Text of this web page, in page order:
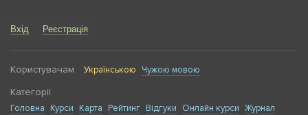
Вхід Реєстрація
Користувачам Українською Чужою мовою
Категорії
Головна Курси Карта Рейтинг Відгуки Онлайн курси Журнал